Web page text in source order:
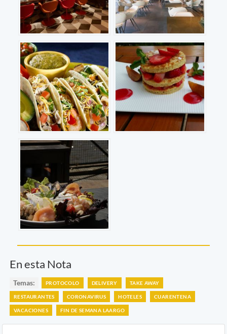
En esta Nota
Temas: PROTOCOLO DELIVERY TAKE AWAY
RESTAURANTES CORONAVIRUS HOTELES CUARENTENA
VACACIONES FIN DE SEMANA LAARGO